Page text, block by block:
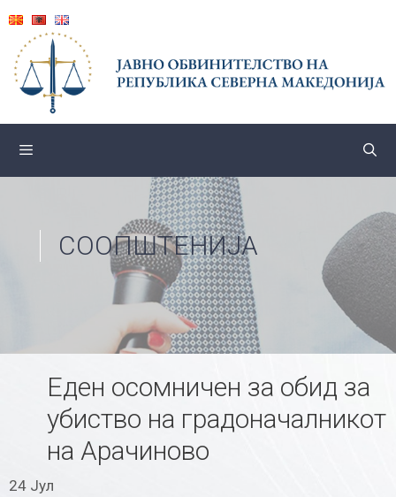
content
СООПШТЕНИЈА
Еден осомничен за обид за
убиство на градоначалникот
на Арачиново
24 Јул